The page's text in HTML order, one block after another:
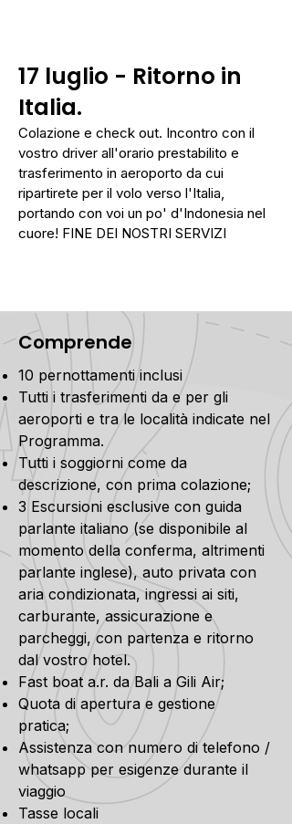
17 luglio - Ritorno in
Italia.
Colazione e check out. Incontro con il
vostro driver all'orario prestabilito e
trasferimento in aeroporto da cui
ripartirete per il volo verso l'Italia,
portando con voi un po' d'Indonesia nel
cuore! FINE DEI NOSTRI SERVIZI
Comprende
10 pernottamenti inclusi
Tutti i trasferimenti da e per gli
aeroporti e tra le località indicate nel
Programma.
Tutti i soggiorni come da
descrizione, con prima colazione;
3 Escursioni esclusive con guida
parlante italiano (se disponibile al
momento della conferma, altrimenti
parlante inglese), auto privata con
aria condizionata, ingressi ai siti,
carburante, assicurazione e
parcheggi, con partenza e ritorno
dal vostro hotel.
Fast boat a.r. da Bali a Gili Air;
Quota di apertura e gestione
pratica;
Assistenza con numero di telefono /
whatsapp per esigenze durante il
viaggio
Tasse locali